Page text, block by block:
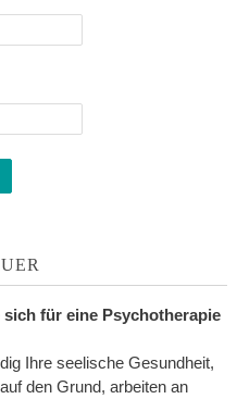
sich für eine Psychotherapie
Ihre seelische Gesundheit,
den Grund, arbeiten an